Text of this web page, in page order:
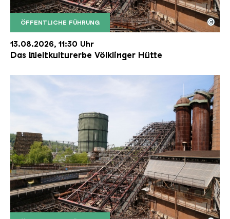
ÖFFENTLICHE FÜHRUNG
Der Erzschrägaufzug der Völklinger Hütte mit
Copyright: Weltkulturerbe Völklinger Hütte | Karl
©
13.08.2026, 11:30 Uhr
Das Weltkulturerbe Völklinger Hütte